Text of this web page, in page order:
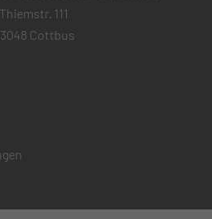
Thiemstr. 111
Cottbus